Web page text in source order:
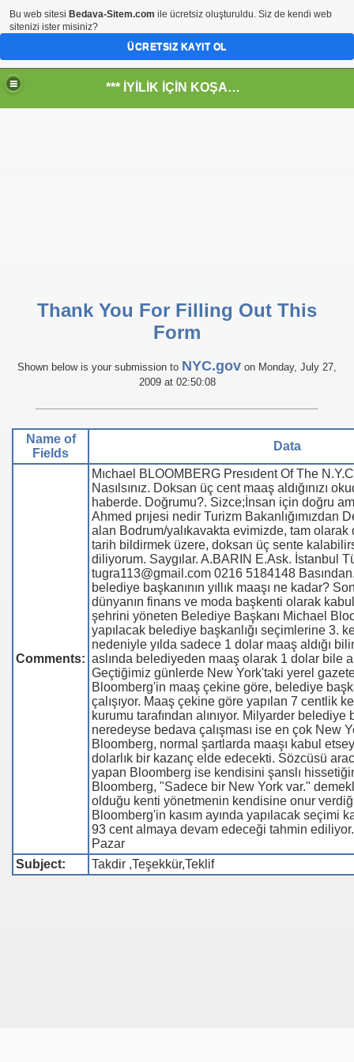
*** İYİLİK İÇİN KOŞANLARIN YERİ***
Thank You For Filling Out This
Form
Shown below is your submission to NYC.gov on Monday, July 27,
2009 at 02:50:08
Name of
Fields
Data
Comments:
Mıchael BLOOMBERG Presıdent Of The
Nasılsınız. Doksan üç cent maaş aldığınızı
haberde. Doğrumu?. Sizce;İnsan için doğru
Ahmed prıjesi nedir Turizm Bakanlığımızdan
alan Bodrum/yalıkavakta evimizde, tam
tarih bildirmek üzere, doksan üç sente
diliyorum. Saygılar. A.BARIN E.Ask. İstanbul
tugra113@gmail.com 0216 5184148
belediye başkanının yıllık maaşı ne kadar?
dünyanın finans ve moda başkenti olarak
şehrini yöneten Belediye Başkanı Michael
yapılacak belediye başkanlığı seçimlerine 3.
nedeniyle yılda sadece 1 dolar maaş aldığı
aslında belediyeden maaş olarak 1 dolar bile
Geçtiğimiz günlerde New York'taki yerel
Bloomberg'in maaş çekine göre, belediye
çalışıyor. Maaş çekine göre yapılan 7 centlik
kurumu tarafından alınıyor. Milyarder belediye
neredeyse bedava çalışması ise en çok New
Bloomberg, normal şartlarda maaşı kabul
dolarlık bir kazanç elde edecekti. Sözcüsü
yapan Bloomberg ise kendisini şanslı
Bloomberg, "Sadece bir New York var."
olduğu kenti yönetmenin kendisine onur
Bloomberg'in kasım ayında yapılacak seçimi
93 cent almaya devam edeceği tahmin
Pazar
Subject:
Takdir ,Teşekkür,Teklif
-Engellenen Mühendis !!!
AS-DER.
Bu web sitesi Bedava-Sitem.com ile ücretsiz oluşturuldu. Siz de kendi web
sitenizi ister misiniz?
ÜCRETSIZ KAYIT OL